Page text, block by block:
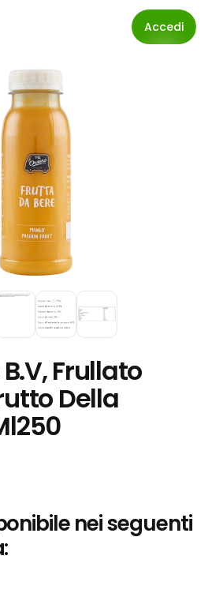
Accedi
Frullato
Della
nei seguenti